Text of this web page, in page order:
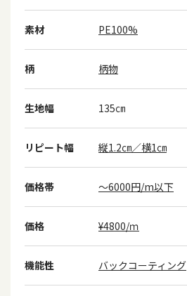
素材 PE100%
柄 柄物
生地幅 135㎝
リピート幅 縦1.2㎝／横1㎝
価格帯 ～6000円/m以下
価格 ¥4800/ｍ
機能性 バックコーティング